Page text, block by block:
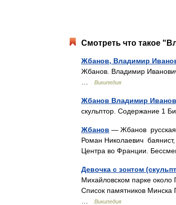
Смотреть что такое
Жбанов, Владимир
Жбанов. Владимир
Википедия
Жбанов Владимир
скульптор. Содержание 1
Жбанов — Жбанов русская
Роман Николаевич
Центра во Франции.
Девочка с зонтом
Михайловском парке
Список памятников Минска
Википедия